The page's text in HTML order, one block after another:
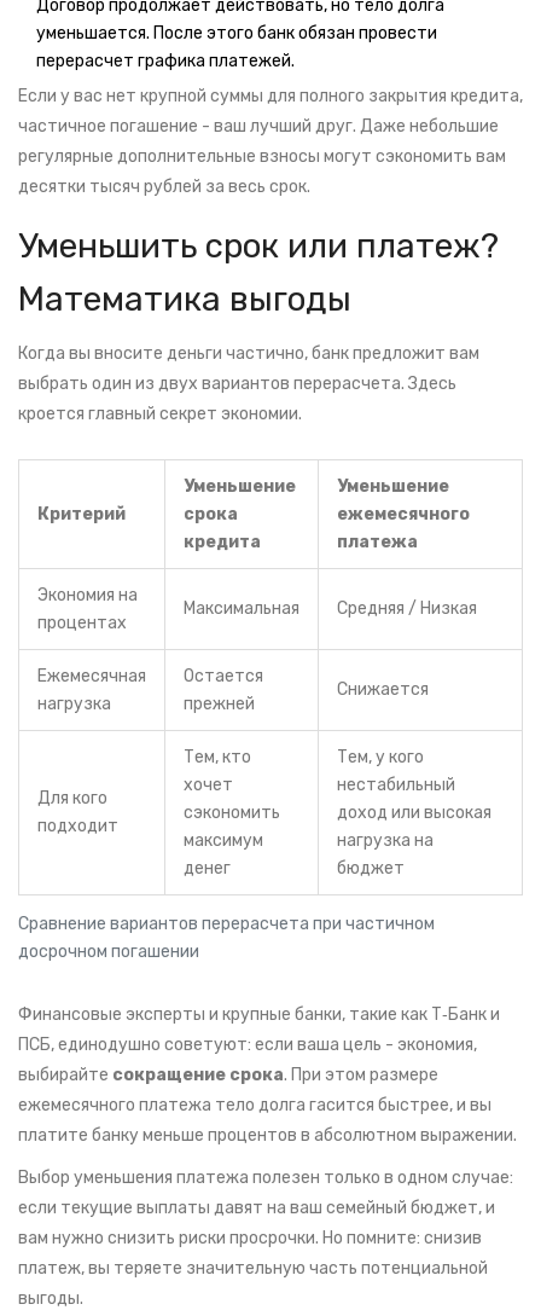
Договор продолжает действовать, но тело долга
уменьшается. После этого банк обязан провести
перерасчет графика платежей.
Если у вас нет крупной суммы для полного закрытия кредита,
частичное погашение - ваш лучший друг. Даже небольшие
регулярные дополнительные взносы могут сэкономить вам
десятки тысяч рублей за весь срок.
Уменьшить срок или платеж?
Математика выгоды
Когда вы вносите деньги частично, банк предложит вам
выбрать один из двух вариантов перерасчета. Здесь
кроется главный секрет экономии.
Сравнение вариантов перерасчета при частичном
досрочном погашении
Критерий
Уменьшение
срока
кредита
Уменьшение
ежемесячного
платежа
Экономия на
процентах
Максимальная Средняя / Низкая
Ежемесячная
нагрузка
Остается
прежней
Снижается
Для кого
подходит
Тем, кто
хочет
сэкономить
максимум
денег
Тем, у кого
нестабильный
доход или высокая
нагрузка на
бюджет
Финансовые эксперты и крупные банки, такие как Т‑Банк и
ПСБ, единодушно советуют: если ваша цель - экономия,
выбирайте сокращение срока. При этом размере
ежемесячного платежа тело долга гасится быстрее, и вы
платите банку меньше процентов в абсолютном выражении.
Выбор уменьшения платежа полезен только в одном случае:
если текущие выплаты давят на ваш семейный бюджет, и
вам нужно снизить риски просрочки. Но помните: снизив
платеж, вы теряете значительную часть потенциальной
выгоды.